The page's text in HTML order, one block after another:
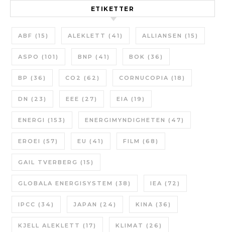
ETIKETTER
ABF (15) ALEKLETT (41) ALLIANSEN (15)
ASPO (101) BNP (41) BOK (36)
BP (36) CO2 (62) CORNUCOPIA (18)
DN (23) EEE (27) EIA (19)
ENERGI (153) ENERGIMYNDIGHETEN (47)
EROEI (57) EU (41) FILM (68)
GAIL TVERBERG (15)
GLOBALA ENERGISYSTEM (38) IEA (72)
IPCC (34) JAPAN (24) KINA (36)
KJELL ALEKLETT (17) KLIMAT (26)